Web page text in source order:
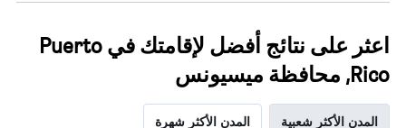
اعثر على نتائج أفضل لإقامتك في Puerto
Rico, محافظة ميسيونس
المدن الأكثر شعبية المدن الأكثر شهرة